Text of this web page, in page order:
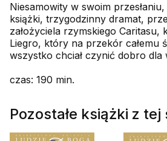
Niesamowity w swoim
książki, trzygodzinny dramat,
założyciela rzymskiego Caritasu,
Liegro, który na przekór całemu
wszystko chciał czynić dobro dla
czas: 190 min.
Pozostałe książki z tej